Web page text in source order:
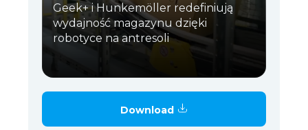
Geek+ i Hunkemöller redefiniują
wydajność magazynu dzięki
robotyce na antresoli
Download